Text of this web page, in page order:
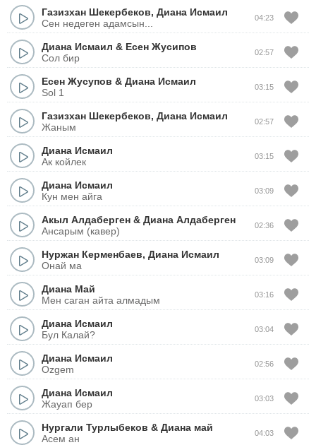
Газизхан Шекербеков, Диана Исмаил
Сен недеген адамсын...
04:23
Диана Исмаил & Есен Жусипов
Сол бир
02:57
Есен Жусупов & Диана Исмаил
Sol 1
03:15
Газизхан Шекербеков, Диана Исмаил
Жаным
02:57
Диана Исмаил
Ак койлек
03:15
Диана Исмаил
Кун мен айга
03:09
Акыл Алдаберген & Диана Алдаберген
Ансарым (кавер)
02:36
Нуржан Керменбаев, Диана Исмаил
Онай ма
03:09
Диана Май
Мен саган айта алмадым
03:16
Диана Исмаил
Бул Калай?
03:04
Диана Исмаил
Ozgem
02:56
Диана Исмаил
Жауап бер
03:03
Нургали Турлыбеков & Диана май
Асем ан
04:03